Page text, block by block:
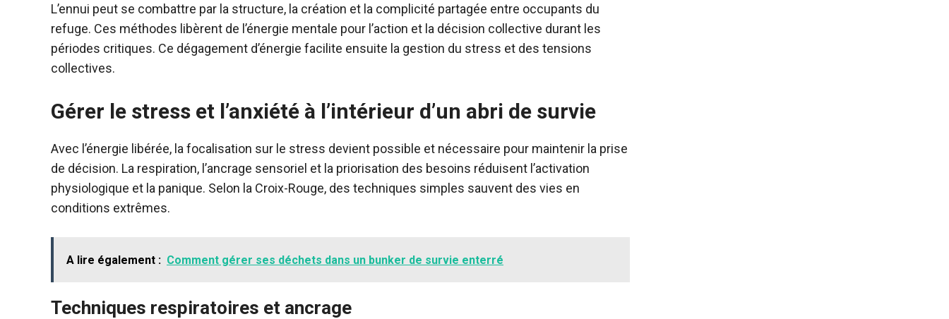
L’ennui peut se combattre par la structure, la création et la complicité partagée entre occupants du
refuge. Ces méthodes libèrent de l’énergie mentale pour l’action et la décision collective durant les
périodes critiques. Ce dégagement d’énergie facilite ensuite la gestion du stress et des tensions
collectives.
Gérer le stress et l’anxiété à l’intérieur d’un abri de survie
Avec l’énergie libérée, la focalisation sur le stress devient possible et nécessaire pour maintenir la prise
de décision. La respiration, l’ancrage sensoriel et la priorisation des besoins réduisent l’activation
physiologique et la panique. Selon la Croix-Rouge, des techniques simples sauvent des vies en
conditions extrêmes.
A lire également : Comment gérer ses déchets dans un bunker de survie enterré
Techniques respiratoires et ancrage